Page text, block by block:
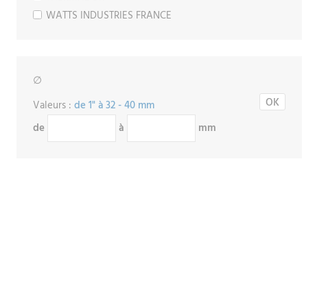
WATTS INDUSTRIES FRANCE
∅
Valeurs : de 1" à 32 - 40 mm
de
à mm